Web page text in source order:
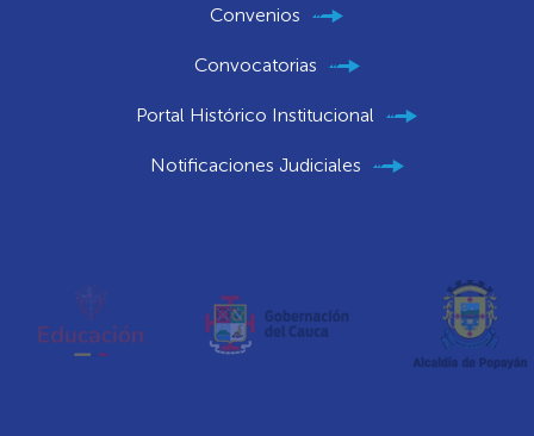
Convenios
Convocatorias
Portal Histórico Institucional
Notificaciones Judiciales